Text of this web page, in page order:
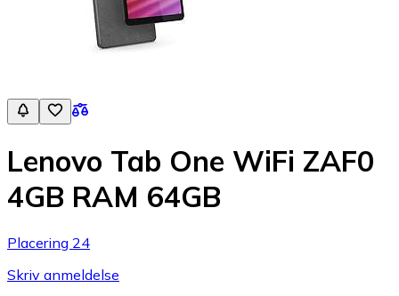
Lenovo Tab One WiFi ZAF0
4GB RAM 64GB
Placering 24
Skriv anmeldelse